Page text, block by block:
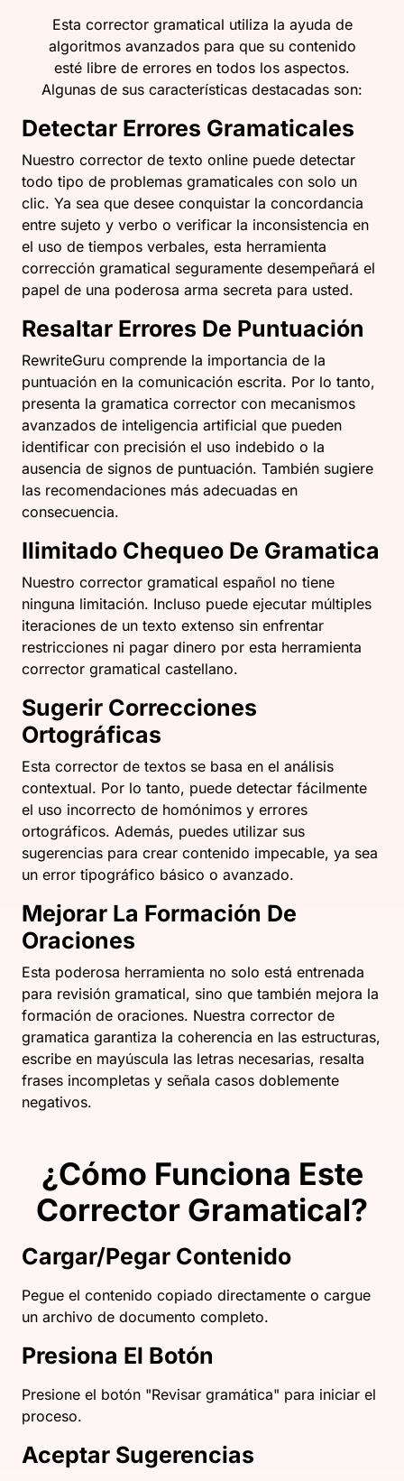
Esta corrector gramatical utiliza la ayuda de
algoritmos avanzados para que su contenido
esté libre de errores en todos los aspectos.
Algunas de sus características destacadas son:
Detectar Errores Gramaticales
Nuestro corrector de texto online puede detectar
todo tipo de problemas gramaticales con solo un
clic. Ya sea que desee conquistar la concordancia
entre sujeto y verbo o verificar la inconsistencia en
el uso de tiempos verbales, esta herramienta
corrección gramatical seguramente desempeñará el
papel de una poderosa arma secreta para usted.
Resaltar Errores De Puntuación
RewriteGuru comprende la importancia de la
puntuación en la comunicación escrita. Por lo tanto,
presenta la gramatica corrector con mecanismos
avanzados de inteligencia artificial que pueden
identificar con precisión el uso indebido o la
ausencia de signos de puntuación. También sugiere
las recomendaciones más adecuadas en
consecuencia.
Ilimitado Chequeo De Gramatica
Nuestro corrector gramatical español no tiene
ninguna limitación. Incluso puede ejecutar múltiples
iteraciones de un texto extenso sin enfrentar
restricciones ni pagar dinero por esta herramienta
corrector gramatical castellano.
Sugerir Correcciones
Ortográficas
Esta corrector de textos se basa en el análisis
contextual. Por lo tanto, puede detectar fácilmente
el uso incorrecto de homónimos y errores
ortográficos. Además, puedes utilizar sus
sugerencias para crear contenido impecable, ya sea
un error tipográfico básico o avanzado.
Mejorar La Formación De
Oraciones
Esta poderosa herramienta no solo está entrenada
para revisión gramatical, sino que también mejora la
formación de oraciones. Nuestra corrector de
gramatica garantiza la coherencia en las estructuras,
escribe en mayúscula las letras necesarias, resalta
frases incompletas y señala casos doblemente
negativos.
¿Cómo Funciona Este
Corrector Gramatical?
Cargar/Pegar Contenido
Pegue el contenido copiado directamente o cargue
un archivo de documento completo.
Presiona El Botón
Presione el botón "Revisar gramática" para iniciar el
proceso.
Aceptar Sugerencias